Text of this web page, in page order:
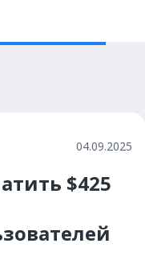
04.09.2025
$425